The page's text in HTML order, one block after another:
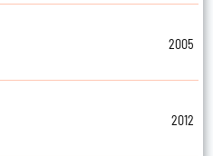
2005
2012